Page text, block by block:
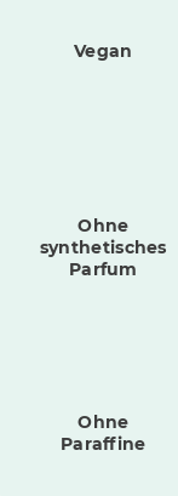
Vegan
Ohne
synthetisches
Parfum
Ohne
Paraffine